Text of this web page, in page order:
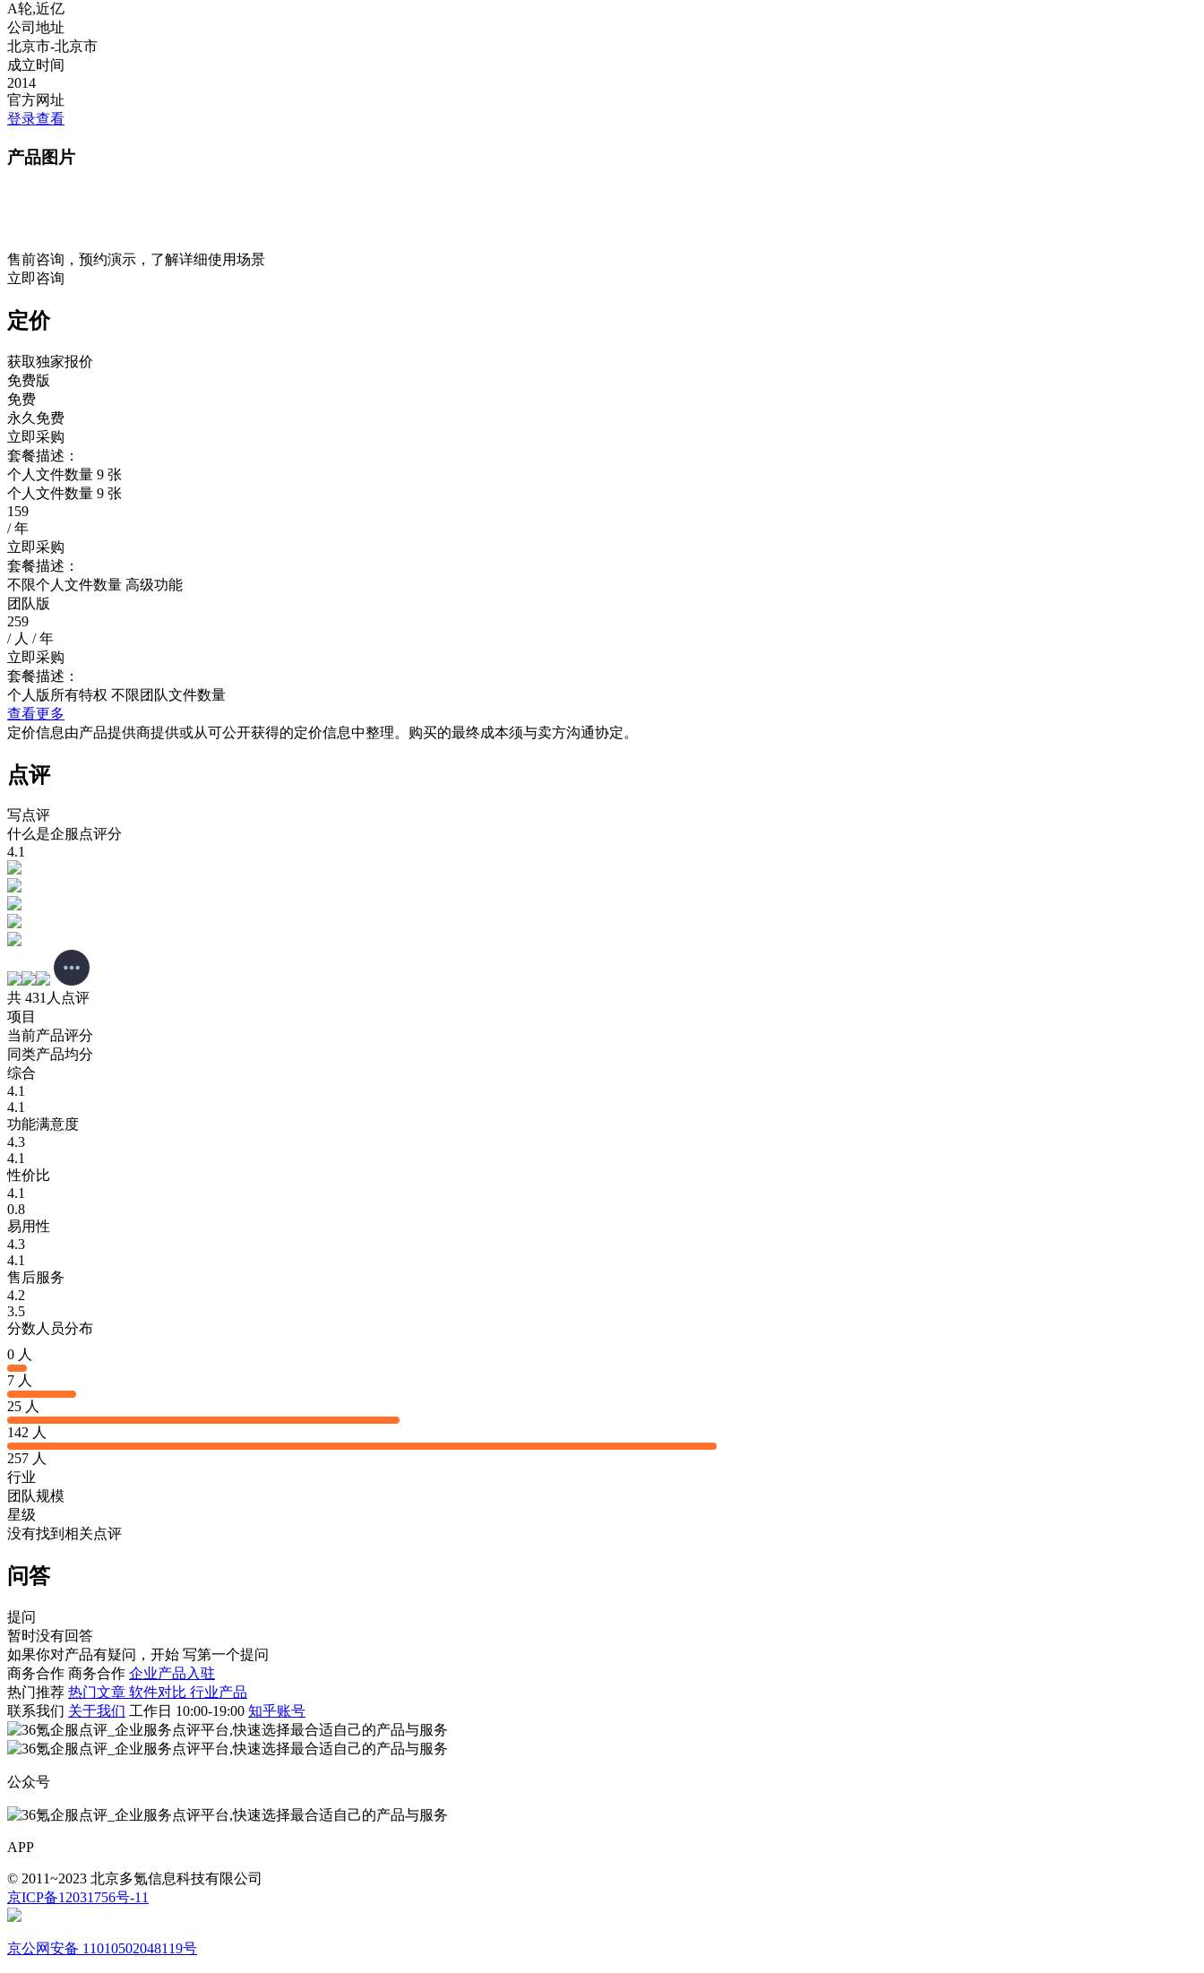
A轮,近亿
公司地址
北京市-北京市
成立时间
2014
官方网址
登录查看
产品图片
售前咨询，预约演示，了解详细使用场景
立即咨询
定价
获取独家报价
免费版
免费
永久免费
立即采购
套餐描述：
个人文件数量 9 张
个人文件数量 9 张
159
/ 年
立即采购
套餐描述：
不限个人文件数量 高级功能
团队版
259
/ 人 / 年
立即采购
套餐描述：
个人版所有特权 不限团队文件数量
查看更多
定价信息由产品提供商提供或从可公开获得的定价信息中整理。购买的最终成本须与卖方沟通协定。
点评
写点评
什么是企服点评分
4.1
共 431人点评
项目
当前产品评分
同类产品均分
综合
4.1
4.1
功能满意度
4.3
4.1
性价比
4.1
0.8
易用性
4.3
4.1
售后服务
4.2
3.5
分数人员分布
0 人
7 人
25 人
142 人
257 人
行业
团队规模
星级
没有找到相关点评
问答
提问
暂时没有回答
如果你对产品有疑问，开始 写第一个提问
商务合作 商务合作 企业产品入驻
热门推荐 热门文章 软件对比 行业产品
联系我们 关于我们 工作日 10:00-19:00 知乎账号
公众号
APP
© 2011~2023 北京多氪信息科技有限公司
京ICP备12031756号-11
京公网安备 11010502048119号